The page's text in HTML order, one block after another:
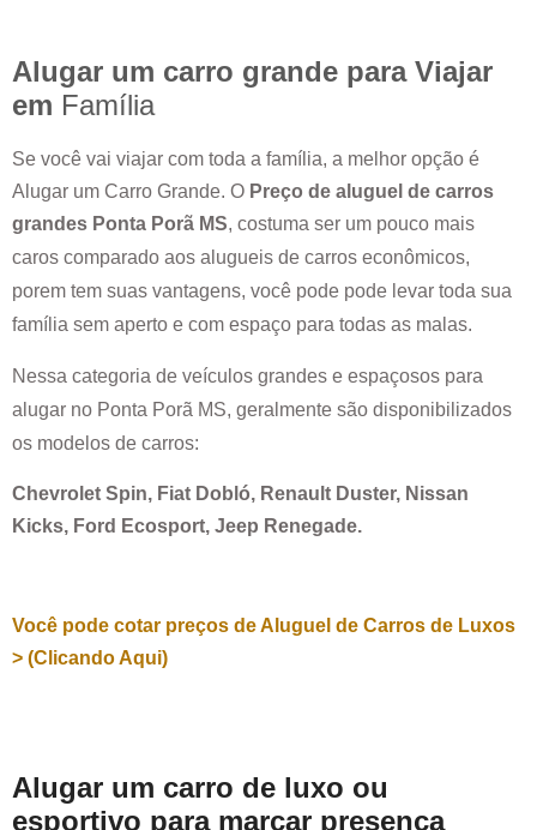
Alugar um carro grande para Viajar
em Família
Se você vai viajar com toda a família, a melhor opção é
Alugar um Carro Grande. O Preço de aluguel de carros
grandes Ponta Porã MS, costuma ser um pouco mais
caros comparado aos alugueis de carros econômicos,
porem tem suas vantagens, você pode pode levar toda sua
família sem aperto e com espaço para todas as malas.
Nessa categoria de veículos grandes e espaçosos para
alugar no Ponta Porã MS, geralmente são disponibilizados
os modelos de carros:
Chevrolet Spin, Fiat Dobló, Renault Duster, Nissan
Kicks, Ford Ecosport, Jeep Renegade.
Você pode cotar preços de Aluguel de Carros de Luxos
> (Clicando Aqui)
Alugar um carro de luxo ou
esportivo para marcar presença